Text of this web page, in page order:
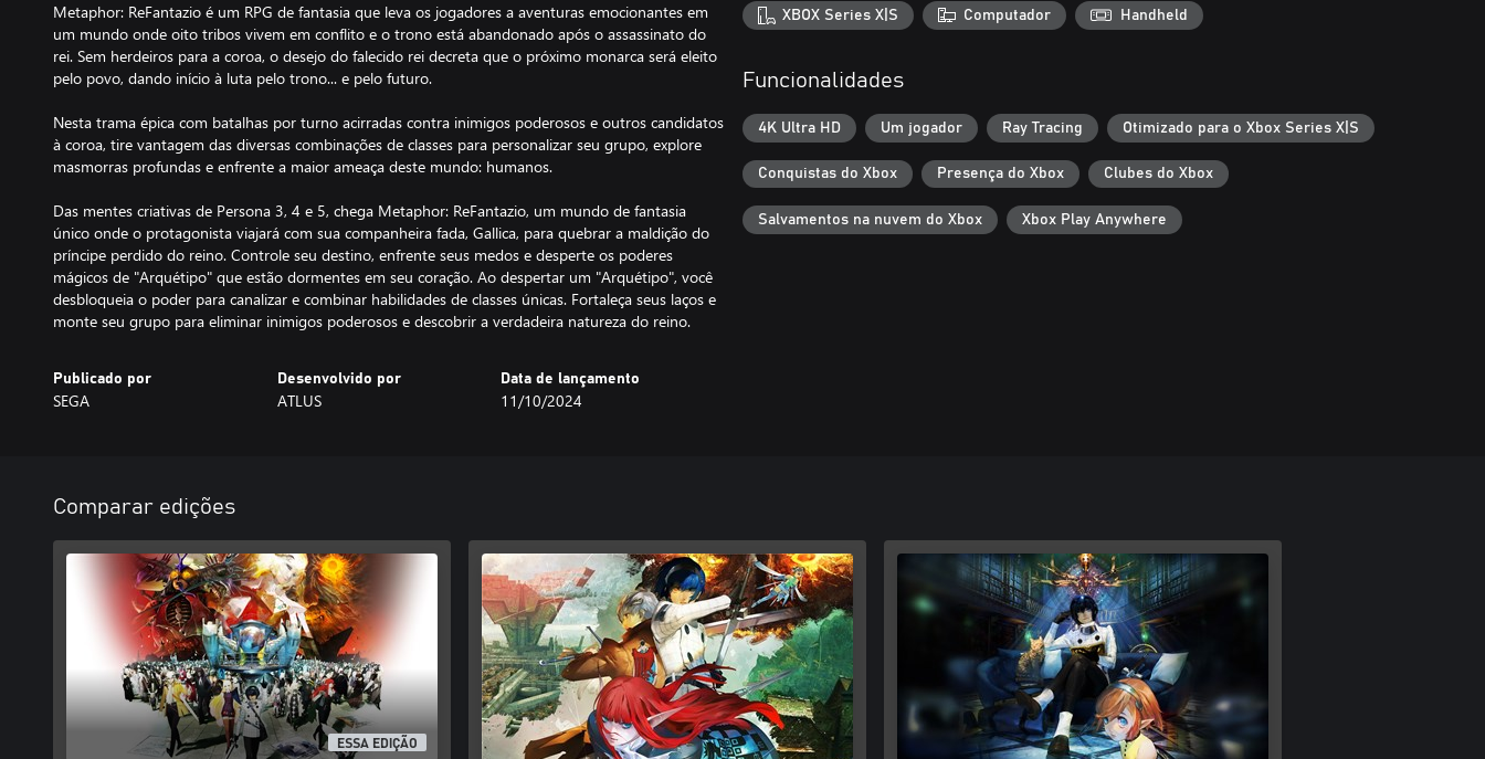
Metaphor: ReFantazio é um RPG de fantasia que leva os jogadores a aventuras emocionantes em
um mundo onde oito tribos vivem em conflito e o trono está abandonado após o assassinato do
rei. Sem herdeiros para a coroa, o desejo do falecido rei decreta que o próximo monarca será eleito
pelo povo, dando início à luta pelo trono... e pelo futuro.
Nesta trama épica com batalhas por turno acirradas contra inimigos poderosos e outros candidatos
à coroa, tire vantagem das diversas combinações de classes para personalizar seu grupo, explore
masmorras profundas e enfrente a maior ameaça deste mundo: humanos.
Das mentes criativas de Persona 3, 4 e 5, chega Metaphor: ReFantazio, um mundo de fantasia
único onde o protagonista viajará com sua companheira fada, Gallica, para quebrar a maldição do
príncipe perdido do reino. Controle seu destino, enfrente seus medos e desperte os poderes
mágicos de "Arquétipo" que estão dormentes em seu coração. Ao despertar um "Arquétipo", você
desbloqueia o poder para canalizar e combinar habilidades de classes únicas. Fortaleça seus laços e
monte seu grupo para eliminar inimigos poderosos e descobrir a verdadeira natureza do reino.
Publicado por
SEGA
Desenvolvido por
ATLUS
Data de lançamento
11/10/2024
XBOX Series X|S Computador Handheld
Funcionalidades
4K Ultra HD Um jogador Ray Tracing Otimizado para o Xbox Series X|S
Conquistas do Xbox Presença do Xbox Clubes do Xbox
Salvamentos na nuvem do Xbox Xbox Play Anywhere
Comparar edições
ESSA EDIÇÃO